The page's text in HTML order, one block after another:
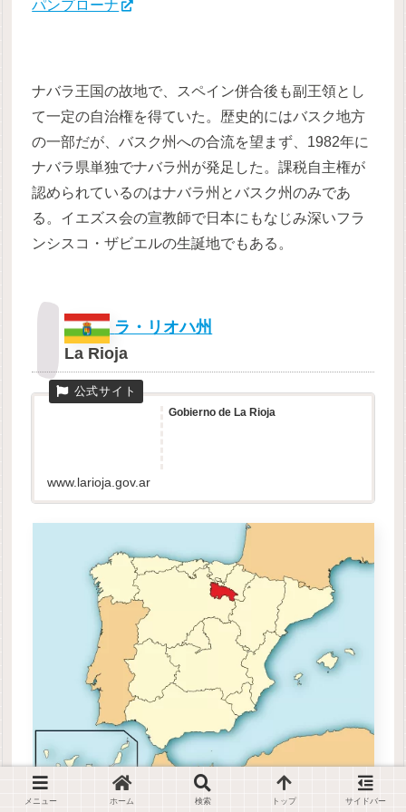
パンプローナ
ナバラ王国の故地で、スペイン併合後も副王領とし
て一定の自治権を得ていた。歴史的にはバスク地方
の一部だが、バスク州への合流を望まず、1982年に
ナバラ県単独でナバラ州が発足した。課税自主権が
認められているのはナバラ州とバスク州のみであ
る。イエズス会の宣教師で日本にもなじみ深いフラ
ンシスコ・ザビエルの生誕地でもある。
ラ・リオハ州
La Rioja
Gobierno de La Rioja
www.larioja.gov.ar
メニュー ホーム 検索 トップ サイドバー